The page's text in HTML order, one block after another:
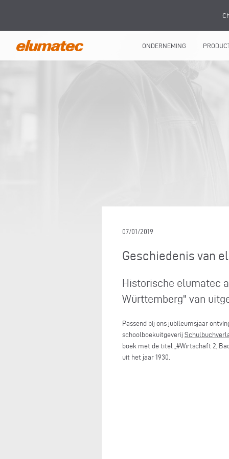
ONDERNEMING
07/01/2019
Geschiedenis van
Historische elumatec
Württemberg" van
Passend bij ons jubileumsjaar
schoolboekuitgeverij
boek met de titel „#Wirtschaft 2,
uit het jaar 1930.